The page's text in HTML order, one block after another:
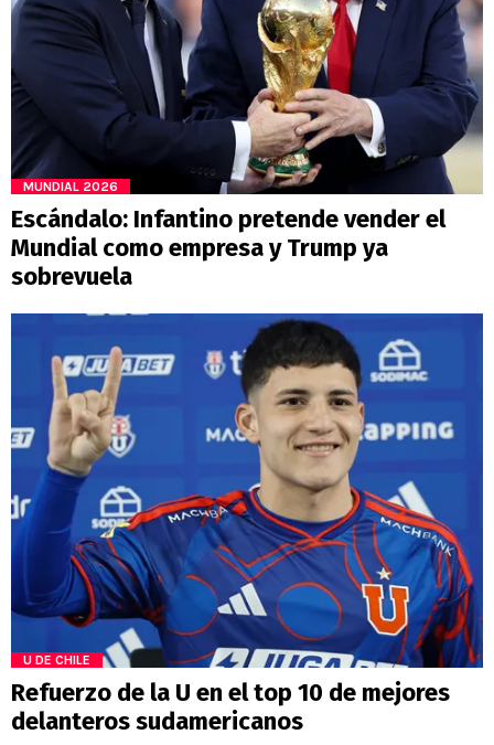
MUNDIAL 2026
Escándalo: Infantino pretende vender el
Mundial como empresa y Trump ya
sobrevuela
U DE CHILE
Refuerzo de la U en el top 10 de mejores
delanteros sudamericanos